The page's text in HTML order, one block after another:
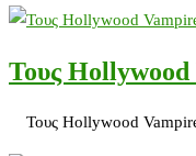
Τους Hollywood
Τους Hollywood